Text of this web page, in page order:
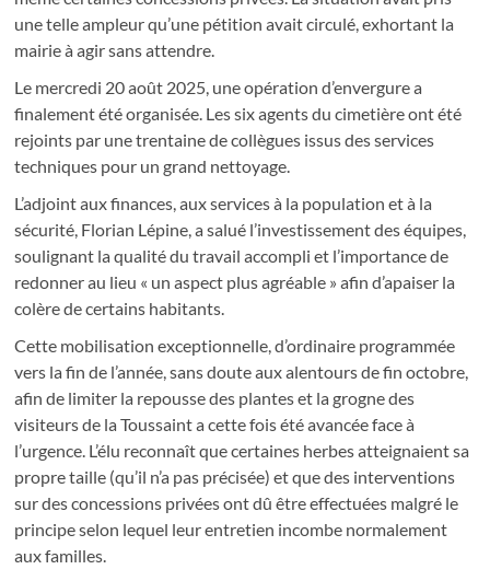
une telle ampleur qu’une pétition avait circulé, exhortant la
mairie à agir sans attendre.
Le mercredi 20 août 2025, une opération d’envergure a
finalement été organisée. Les six agents du cimetière ont été
rejoints par une trentaine de collègues issus des services
techniques pour un grand nettoyage.
L’adjoint aux finances, aux services à la population et à la
sécurité, Florian Lépine, a salué l’investissement des équipes,
soulignant la qualité du travail accompli et l’importance de
redonner au lieu « un aspect plus agréable » afin d’apaiser la
colère de certains habitants.
Cette mobilisation exceptionnelle, d’ordinaire programmée
vers la fin de l’année, sans doute aux alentours de fin octobre,
afin de limiter la repousse des plantes et la grogne des
visiteurs de la Toussaint a cette fois été avancée face à
l’urgence. L’élu reconnaît que certaines herbes atteignaient sa
propre taille (qu’il n’a pas précisée) et que des interventions
sur des concessions privées ont dû être effectuées malgré le
principe selon lequel leur entretien incombe normalement
aux familles.